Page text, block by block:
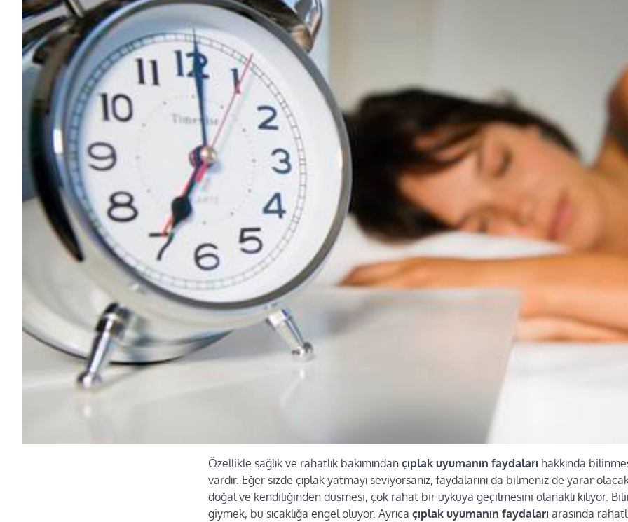
Özellikle sağlık ve rahatlık bakımından çıplak uyumanın faydaları hakkında
vardır. Eğer sizde çıplak yatmayı seviyorsanız, faydalarını da bilmeniz de yarar
doğal ve kendiliğinden düşmesi, çok rahat bir uykuya geçilmesini olanaklı kılıyor.
giymek, bu sıcaklığa engel oluyor. Ayrıca çıplak uyumanın faydaları arasında